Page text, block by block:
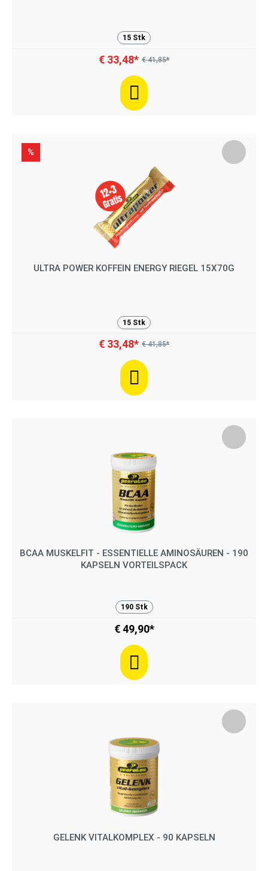
15 Stk
€ 33,48* € 41,85*
%
ULTRA POWER KOFFEIN ENERGY RIEGEL 15X70G
15 Stk
€ 33,48* € 41,85*
BCAA MUSKELFIT - ESSENTIELLE AMINOSÄUREN - 190
KAPSELN VORTEILSPACK
190 Stk
€ 49,90*
GELENK VITALKOMPLEX - 90 KAPSELN